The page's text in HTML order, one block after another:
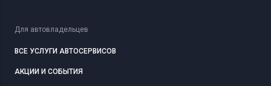
Для автовладельцев
ВСЕ УСЛУГИ АВТОСЕРВИСОВ
АКЦИИ И СОБЫТИЯ